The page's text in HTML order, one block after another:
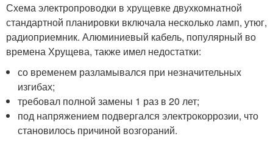
Схема электропроводки в хрущевке двухкомнатной
стандартной планировки включала несколько ламп, утюг,
радиоприемник. Алюминиевый кабель, популярный во
времена Хрущева, также имел недостатки:
со временем разламывался при незначительных
изгибах;
требовал полной замены 1 раз в 20 лет;
под напряжением подвергался электрокоррозии, что
становилось причиной возгораний.